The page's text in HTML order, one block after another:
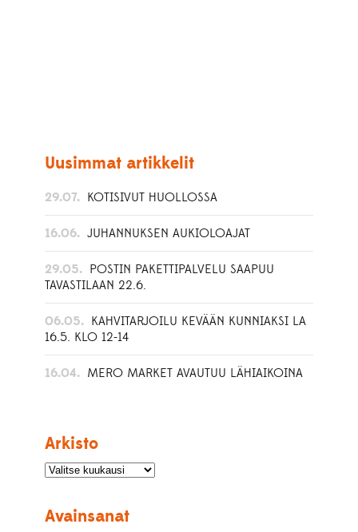
Uusimmat artikkelit
29.07. KOTISIVUT HUOLLOSSA
16.06. JUHANNUKSEN AUKIOLOAJAT
29.05. POSTIN PAKETTIPALVELU SAAPUU
TAVASTILAAN 22.6.
06.05. KAHVITARJOILU KEVÄÄN KUNNIAKSI LA
16.5. KLO 12-14
16.04. MERO MARKET AVAUTUU LÄHIAIKOINA
Arkisto
Avainsanat